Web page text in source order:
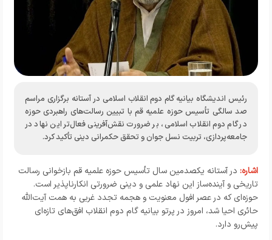
رئیس اندیشگاه بیانیه گام دوم انقلاب اسلامی در آستانه برگزاری مراسم
صد سالگی تأسیس حوزه علمیه قم با تبیین رسالت‌های راهبردی حوزه
در گام دوم انقلاب اسلامی، بر ضرورت نقش‌آفرینی فعال‌تر این نهاد در
جامعه‌پردازی، تربیت نسل جوان و تحقق حکمرانی دینی تأکید کرد.
اشاره: در آستانه یکصدمین سال تأسیس حوزه علمیه قم بازخوانی رسالت
تاریخی و آینده‌ساز این نهاد علمی و دینی ضرورتی انکارناپذیر است.
حوزه‌ای که در عصر افول معنویت و هجمه تجدد غربی به همت آیت‌الله
حائری احیا شد، امروز در پرتو بیانیه گام دوم انقلاب افق‌های تازه‌ای
پیش‌رو دارد.